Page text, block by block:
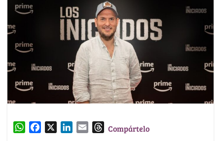
W
TCompártelo